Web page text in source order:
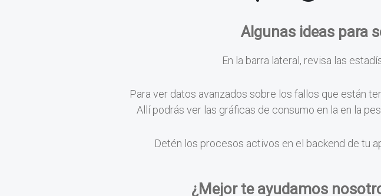
Algunas ideas para
En la barra lateral, revisa las
Para ver datos avanzados sobre los fallos que están
Allí podrás ver las gráficas de consumo en la en la
Detén los procesos activos en el backend de tu
¿Mejor te ayudamos